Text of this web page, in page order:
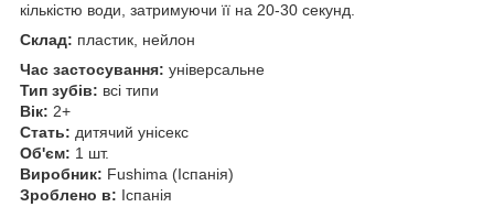
кількістю води, затримуючи її на 20-30 секунд.
Склад: пластик, нейлон
Час застосування: універсальне
Тип зубів: всі типи
Вік: 2+
Стать: дитячий унісекс
Об'єм: 1 шт.
Виробник: Fushima (Іспанія)
Зроблено в: Іспанія